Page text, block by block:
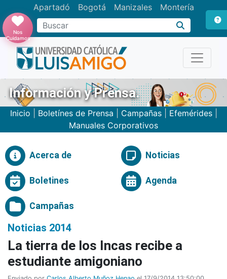
Apartadó Bogotá Manizales Montería
Buscar
Nos
Cuidamos
Información y Prensa.
Inicio Boletínes de Prensa Campañas| Efemérides|
Manuales Corporativos
Acerca de Noticias
Boletines Agenda
Campañas
Noticias 2014
La tierra de los Incas recibe a
estudiante amigoniano